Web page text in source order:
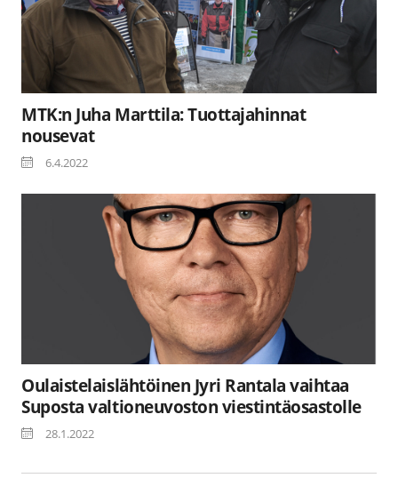
MTK:n Juha Marttila: Tuottajahinnat
nousevat
6.4.2022
Oulaistelaislähtöinen Jyri Rantala vaihtaa
Suposta valtioneuvoston viestintäosastolle
28.1.2022